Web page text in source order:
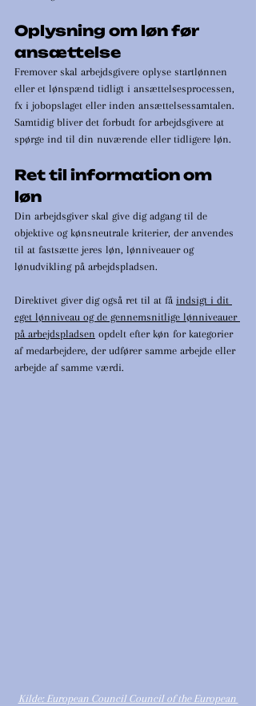
Oplysning om løn før
ansættelse
Fremover skal arbejdsgivere oplyse startlønnen
eller et lønspænd tidligt i ansættelsesprocessen,
fx i jobopslaget eller inden ansættelsessamtalen.
Samtidig bliver det forbudt for arbejdsgivere at
spørge ind til din nuværende eller tidligere løn.
Ret til information om
løn
Din arbejdsgiver skal give dig adgang til de
objektive og kønsneutrale kriterier, der anvendes
til at fastsætte jeres løn, lønniveauer og
lønudvikling på arbejdspladsen.
Direktivet giver dig også ret til at få indsigt i dit
eget lønniveau og de gennemsnitlige lønniveauer
på arbejdspladsen opdelt efter køn for kategorier
af medarbejdere, der udfører samme arbejde eller
arbejde af samme værdi.
Kilde: European Council Council of the European